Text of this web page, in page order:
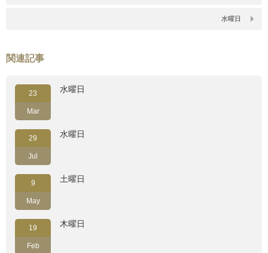
水曜日
関連記事
23
Mar
水曜日
29
Jul
水曜日
9
May
土曜日
19
Feb
木曜日